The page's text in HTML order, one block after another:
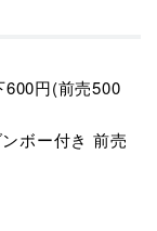
600円(前売500
ボー付き 前売